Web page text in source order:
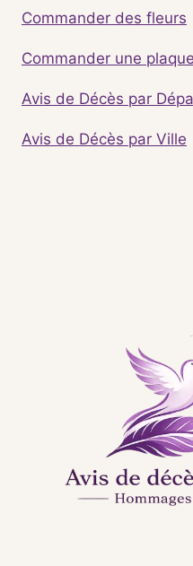
Commander des fleurs
Commander une
Avis de Décès par
Avis de Décès par Ville